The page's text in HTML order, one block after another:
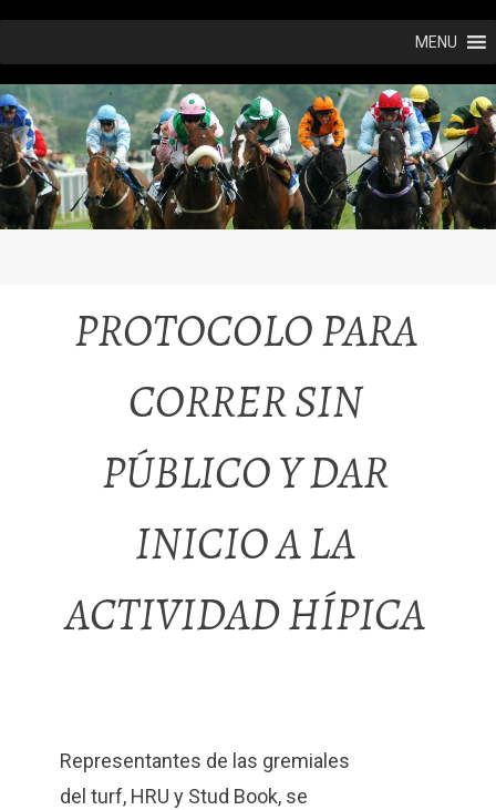
Ir
al
contenido
MENU
PROTOCOLO PARA
CORRER SIN
PÚBLICO Y DAR
INICIO A LA
ACTIVIDAD HÍPICA
Representantes de las gremiales
del turf, HRU y Stud Book, se